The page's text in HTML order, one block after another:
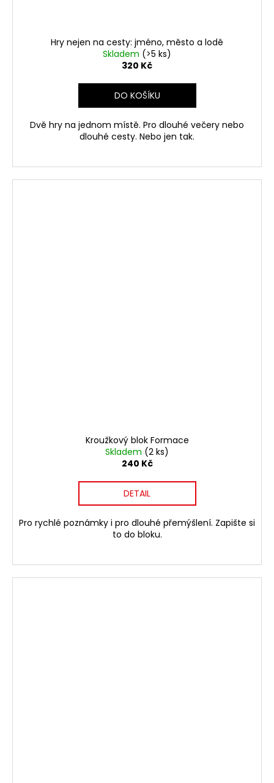
Hry nejen na cesty: jméno, město a lodě
Skladem (>5 ks)
320 Kč
DO KOŠÍKU
Dvě hry na jednom místě. Pro dlouhé večery nebo
dlouhé cesty. Nebo jen tak.
Kroužkový blok Formace
Skladem (2 ks)
240 Kč
DETAIL
Pro rychlé poznámky i pro dlouhé přemýšlení. Zapište si
to do bloku.